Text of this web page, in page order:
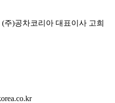
주)공차코리아 대표이사 고희